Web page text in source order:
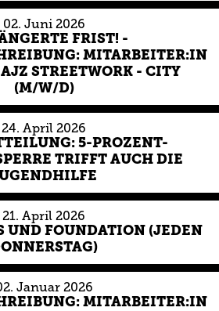
02. Juni 2026
FRIST! -
MITARBEITER:IN
STREETWORK - CITY
(M/W/D)
24. April 2026
5-PROZENT-
TRIFFT AUCH DIE
21. April 2026
UND FOUNDATION (JEDEN
Januar 2026
MITARBEITER:IN